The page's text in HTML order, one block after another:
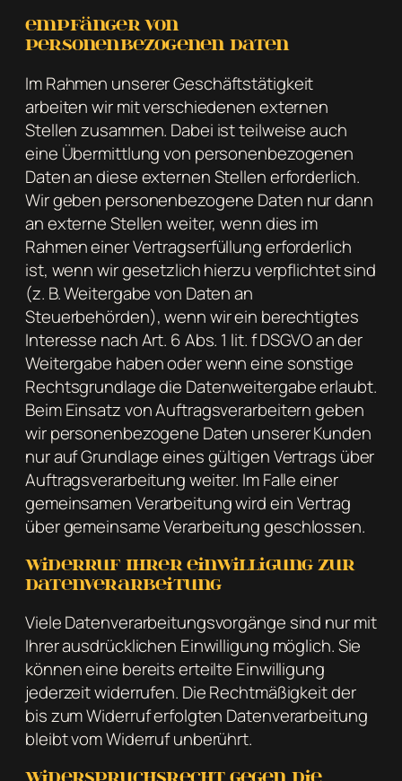
Empfänger von
personenbezogenen Daten
Im Rahmen unserer Geschäftstätigkeit
arbeiten wir mit verschiedenen externen
Stellen zusammen. Dabei ist teilweise auch
eine Übermittlung von personenbezogenen
Daten an diese externen Stellen erforderlich.
Wir geben personenbezogene Daten nur dann
an externe Stellen weiter, wenn dies im
Rahmen einer Vertragserfüllung erforderlich
ist, wenn wir gesetzlich hierzu verpflichtet sind
(z. B. Weitergabe von Daten an
Steuerbehörden), wenn wir ein berechtigtes
Interesse nach Art. 6 Abs. 1 lit. f DSGVO an der
Weitergabe haben oder wenn eine sonstige
Rechtsgrundlage die Datenweitergabe erlaubt.
Beim Einsatz von Auftragsverarbeitern geben
wir personenbezogene Daten unserer Kunden
nur auf Grundlage eines gültigen Vertrags über
Auftragsverarbeitung weiter. Im Falle einer
gemeinsamen Verarbeitung wird ein Vertrag
über gemeinsame Verarbeitung geschlossen.
Widerruf Ihrer Einwilligung zur
Datenverarbeitung
Viele Datenverarbeitungsvorgänge sind nur mit
Ihrer ausdrücklichen Einwilligung möglich. Sie
können eine bereits erteilte Einwilligung
jederzeit widerrufen. Die Rechtmäßigkeit der
bis zum Widerruf erfolgten Datenverarbeitung
bleibt vom Widerruf unberührt.
Widerspruchsrecht gegen die